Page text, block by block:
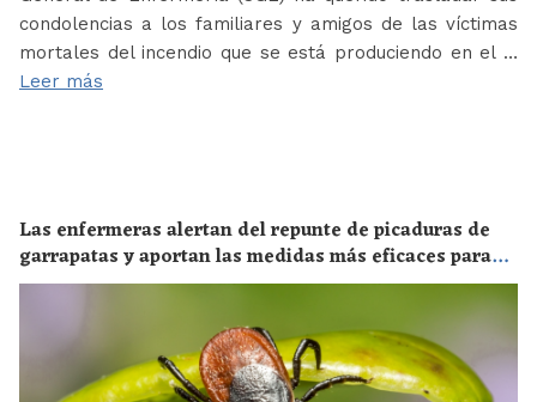
condolencias a los familiares y amigos de las víctimas
mortales del incendio que se está produciendo en el …
Leer más
Las enfermeras alertan del repunte de picaduras de
garrapatas y aportan las medidas más eficaces para
evitar las enfermedades derivadas